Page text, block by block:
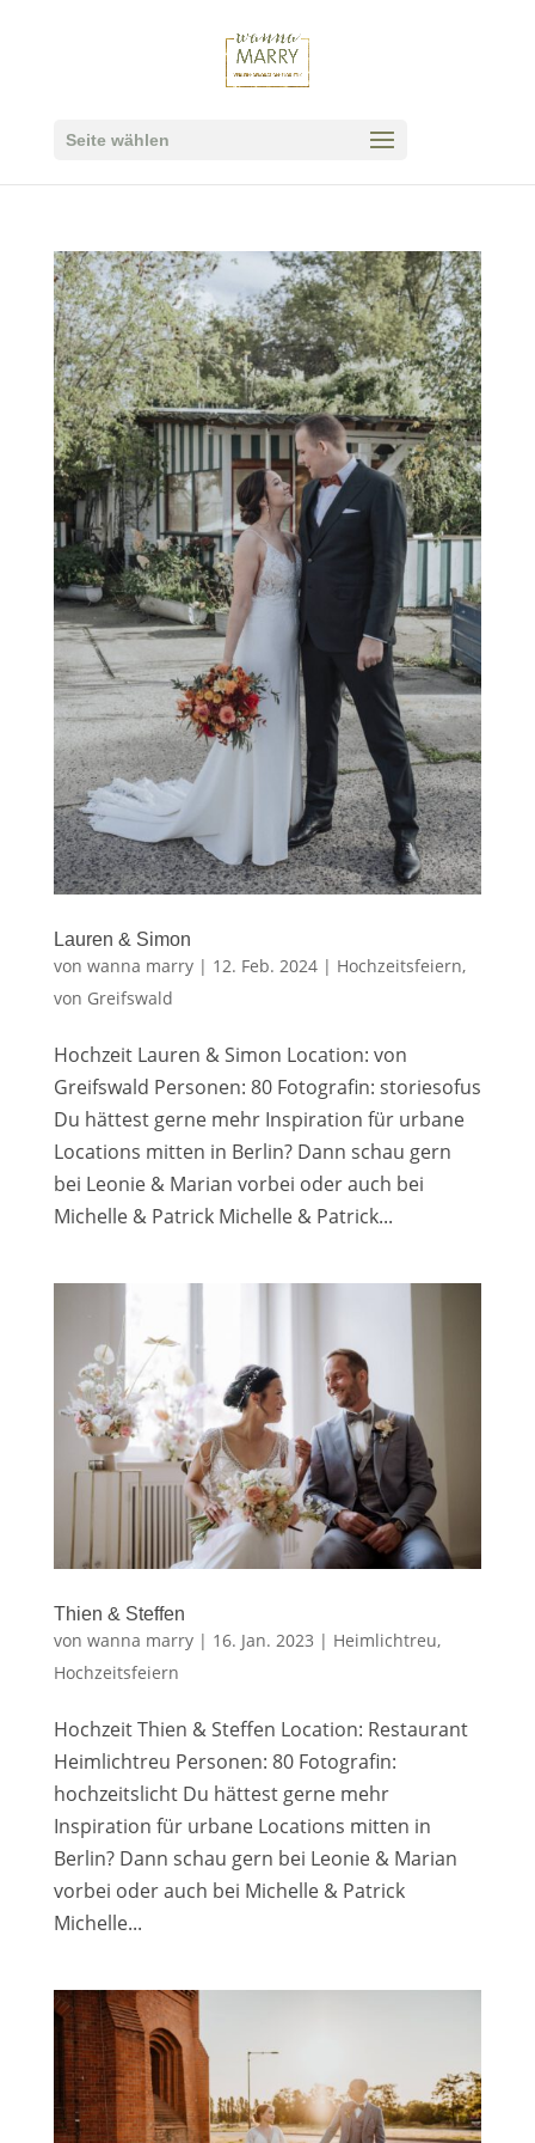
Seite wählen
Lauren & Simon
von wanna marry| 12. Feb. 2024| Hochzeitsfeiern,
von Greifswald
Hochzeit Lauren & Simon Location: von
Greifswald Personen: 80 Fotografin: storiesofus
Du hättest gerne mehr Inspiration für urbane
Locations mitten in Berlin? Dann schau gern
bei Leonie & Marian vorbei oder auch bei
Michelle & Patrick Michelle & Patrick...
Thien & Steffen
von wanna marry| 16. Jan. 2023 | Heimlichtreu,
Hochzeitsfeiern
Hochzeit Thien & Steffen Location: Restaurant
Heimlichtreu Personen: 80 Fotografin:
hochzeitslicht Du hättest gerne mehr
Inspiration für urbane Locations mitten in
Berlin? Dann schau gern bei Leonie & Marian
vorbei oder auch bei Michelle & Patrick
Michelle...